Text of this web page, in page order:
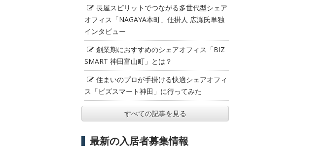
長屋スピリットでつながる多世代型シェア
オフィス「NAGAYA本町」仕掛人 広瀬氏単独
インタビュー
創業期におすすめのシェアオフィス「BIZ
SMART 神田富山町」とは？
住まいのプロが手掛ける快適シェアオフィ
ス「ビズスマート神田」に行ってみた
すべての記事を見る
最新の入居者募集情報